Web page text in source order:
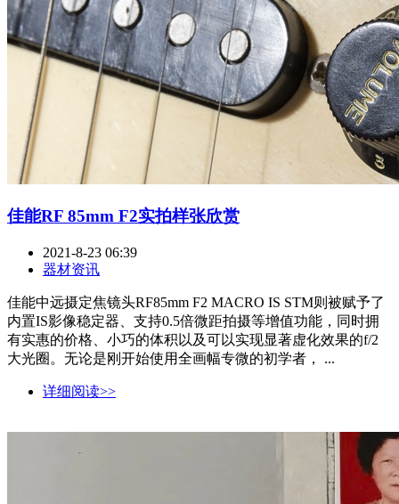
佳能RF 85mm F2实拍样张欣赏
2021-8-23 06:39
器材资讯
佳能中远摄定焦镜头RF85mm F2 MACRO IS STM则被赋予了
内置IS影像稳定器、支持0.5倍微距拍摄等增值功能，同时拥
有实惠的价格、小巧的体积以及可以实现显著虚化效果的f/2
大光圈。无论是刚开始使用全画幅专微的初学者， ...
详细阅读>>